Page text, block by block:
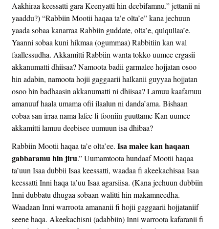
Aakhiraa keessatti gara Keenyatti hin deebifamnu.” jettanii ni
yaaddu?) “Rabbiin Mootii haqaa ta’e olta’e” kana jechuun
yaada sobaa kanarraa Rabbiin guddate, olta’e, qulqullaa’e.
Yaanni sobaa kuni hikmaa (ogummaa) Rabbitiin kan wal
faallessudha. Akkamitti Rabbiin wanta tokko uumee ergasii
akkanumatti dhiisaa? Namoota badii garmalee hojjatan osoo
hin adabin, namoota hojii gaggaarii halkanii guyyaa hojjatan
osoo hin badhaasin akkanumatti ni dhiisaa? Lamuu kaafamuu
amanuuf haala umama ofii ilaalun ni danda’ama. Bishaan
cobaa san irraa nama lafee fi fooniin guuttame Kan uumee
akkamitti lamuu deebisee uumuun isa dhibaa?
Rabbiin Mootii haqaa ta’e olta’ee. Isa malee kan haqaan
gabbaramu hin jiru.” Uumamtoota hundaaf Mootii haqaa
ta’uun Isaa dubbii Isaa keessatti, waadaa fi akeekachisaa Isaa
keessatti Inni haqa ta’uu Isaa agarsiisa. (Kana jechuun dubbiin
Inni dubbatu dhugaa sobaan walitti hin makamneedha.
Waadaan Inni warroota amananii fi hojii gaggaarii hojjataniif
seene haqa. Akeekachisni (adabbiin) Inni warroota kafaranii fi